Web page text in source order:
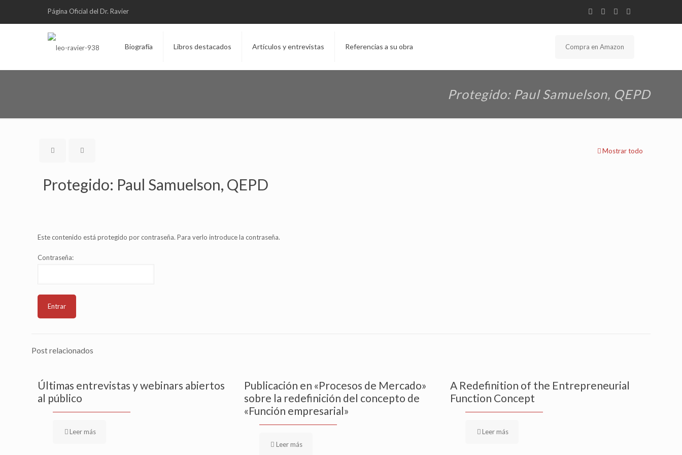
Página Oficial del Dr. Ravier
Biografía Libros destacados Artículos y entrevistas Referencias a su obra Compra en Amazon
Protegido: Paul Samuelson, QEPD
Mostrar todo
Protegido: Paul Samuelson, QEPD
Este contenido está protegido por contraseña. Para verlo introduce la contraseña.
Contraseña:
Post relacionados
Últimas entrevistas y webinars abiertos
al público
Leer más
Publicación en «Procesos de Mercado»
sobre la redefinición del concepto de
«Función empresarial»
Leer más
A Redefinition of the Entrepreneurial
Function Concept
Leer más